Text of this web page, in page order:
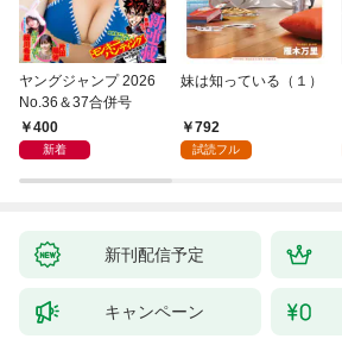
ヤングジャンプ 2026
No.36＆37合併号
400
新着
妹は知っている（１）
792
試読フル
新刊配信予定
キャンペーン